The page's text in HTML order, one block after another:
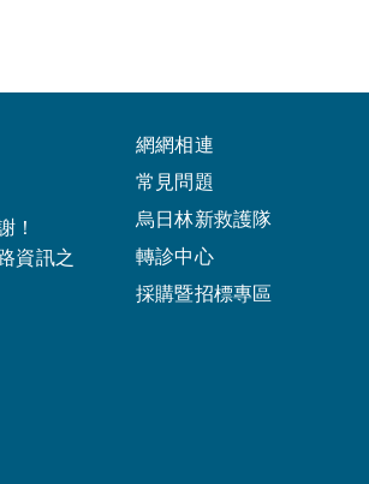
！
資訊之
網網相連
常見問題
烏日林新救護隊
轉診中心
採購暨招標專區